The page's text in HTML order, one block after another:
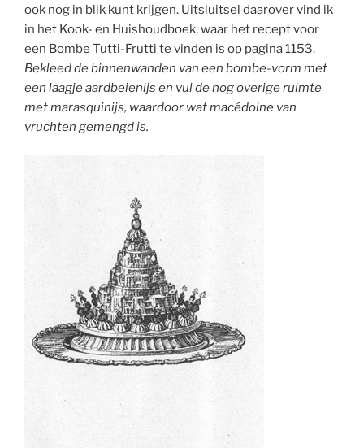
ook nog in blik kunt krijgen. Uitsluitsel daarover vind ik
in het Kook- en Huishoudboek, waar het recept voor
een Bombe Tutti-Frutti te vinden is op pagina 1153.
Bekleed de binnenwanden van een bombe-vorm met
een laagje aardbeienijs en vul de nog overige ruimte
met marasquinijs, waardoor wat macédoine van
vruchten gemengd is.